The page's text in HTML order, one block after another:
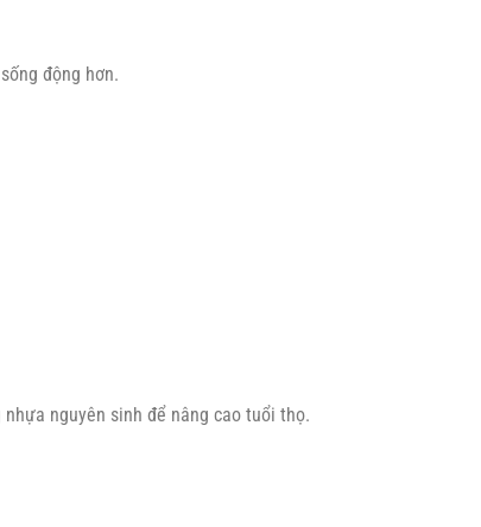
động hơn.
nguyên sinh để nâng cao tuổi thọ.